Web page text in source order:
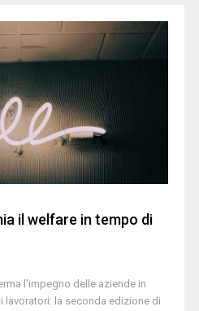
il welfare in tempo di
l'impegno delle aziende in
lavoratori: la seconda edizione di